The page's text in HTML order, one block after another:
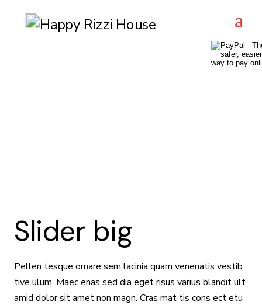
content
Slider big
Pellen tesque ornare sem lacinia quam venenatis vestib
tive ulum. Maec enas sed dia eget risus varius blandit ult
amid dolor sit amet non magn. Cras mat tis cons ect etu